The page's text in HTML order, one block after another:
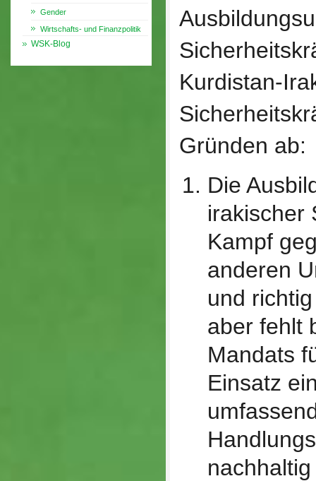
Gender
Wirtschafts- und Finanzpolitik
WSK-Blog
Kurdistan-
Gründen ab:
Die
irakischer
Kampf
anderen
und
aber fehlt
Mandats
Einsatz